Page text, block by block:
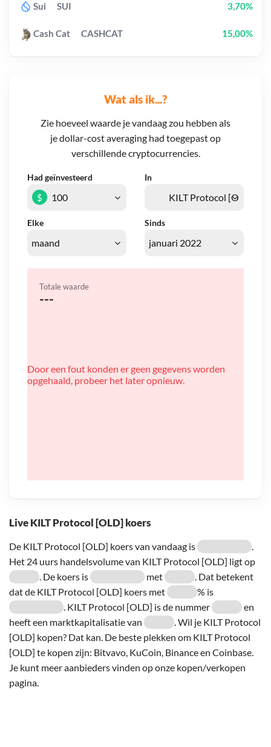
Live KILT Protocol [OLD] koers
De KILT Protocol [OLD] koers van vandaag is
.
Het 24 uurs handelsvolume van KILT Protocol [OLD] ligt op
. De koers is
met
. Dat betekent
dat de KILT Protocol [OLD] koers met
% is
. KILT Protocol [OLD] is de nummer
en
heeft een marktkapitalisatie van
. Wil je KILT Protocol
[OLD] kopen? Dat kan. De beste plekken om KILT Protocol
[OLD] te kopen zijn: Bitvavo, KuCoin, Binance en Coinbase.
Je kunt meer aanbieders vinden op onze kopen/verkopen
pagina.
Wat als ik...?
Zie hoeveel waarde je vandaag zou hebben als
je dollar-cost averaging had toegepast op
verschillende cryptocurrencies.
Had geïnvesteerd In
Elke Sinds
$
Totale waarde
---
Door een fout konden er geen gegevens worden
opgehaald, probeer het later opnieuw.
Sui SUI 3,70%
Cash Cat CASHCAT 15,00%